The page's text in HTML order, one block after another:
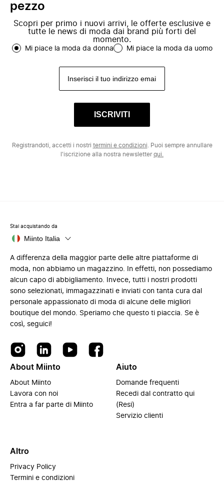
pezzo
Scopri per primo i nuovi arrivi, le offerte esclusive e
tutte le news di moda dai brand più forti del
momento.
Mi piace la moda da donna Mi piace la moda da uomo
ISCRIVITI
Registrandoti, accetti i nostri termini e condizioni . Puoi sempre annullare
l'iscrizione alla nostra newsletterqui.
Stai acquistando da
Miinto Italia
A differenza della maggior parte delle altre piattaforme di
moda, non abbiamo un magazzino. In effetti, non possediamo
alcun capo di abbigliamento. Invece, tutti i nostri prodotti
sono selezionati, immagazzinati e inviati con tanta cura dal
personale appassionato di moda di alcune delle migliori
boutique del mondo. Speriamo che questo ti piaccia. Se è
così, seguici!
About Miinto
About Miinto
Lavora con noi
Entra a far parte di Miinto
Aiuto
Domande frequenti
Recedi dal contratto qui
(Resi)
Servizio clienti
Altro
Privacy Policy
Termini e condizioni